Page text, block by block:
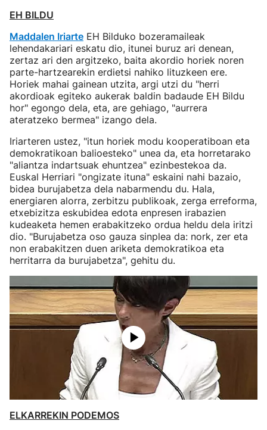
EH BILDU
Maddalen Iriarte EH Bilduko bozeramaileak
lehendakariari eskatu dio, itunei buruz ari denean,
zertaz ari den argitzeko, baita akordio horiek noren
parte-hartzearekin erdietsi nahiko lituzkeen ere.
Horiek mahai gainean utzita, argi utzi du "herri
akordioak egiteko aukerak baldin badaude EH Bildu
hor" egongo dela, eta, are gehiago, "aurrera
ateratzeko bermea" izango dela.
Iriarteren ustez, "itun horiek modu kooperatiboan eta
demokratikoan balioesteko" unea da, eta horretarako
"aliantza indartsuak ehuntzea" ezinbestekoa da.
Euskal Herriari "ongizate ituna" eskaini nahi bazaio,
bidea burujabetza dela nabarmendu du. Hala,
energiaren alorra, zerbitzu publikoak, zerga erreforma,
etxebizitza eskubidea edota enpresen irabazien
kudeaketa hemen erabakitzeko ordua heldu dela iritzi
dio. "Burujabetza oso gauza sinplea da: nork, zer eta
non erabakitzen duen ariketa demokratikoa eta
herritarra da burujabetza", gehitu du.
ELKARREKIN PODEMOS